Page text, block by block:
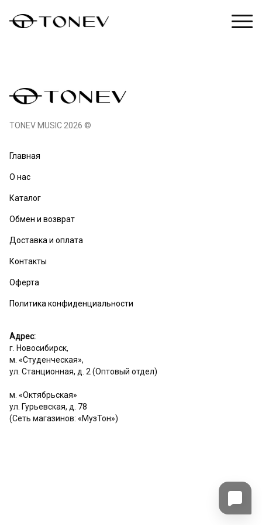
TONEV MUSIC 2026 ©
Главная
О нас
Каталог
Обмен и возврат
Доставка и оплата
Контакты
Оферта
Политика конфиденциальности
Адрес:
г. Новосибирск,
м. «Студенческая»,
ул. Станционная, д. 2 (Оптовый отдел)
м. «Октябрьская»
ул. Гурьевская, д. 78
(Сеть магазинов: «МузТон»)